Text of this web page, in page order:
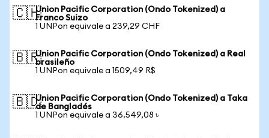
🇨🇭Union Pacific Corporation (Ondo Tokenized) a
Franco Suizo
1 UNPon equivale a 239,29 CHF
🇧🇷Union Pacific Corporation (Ondo Tokenized) a Real
brasileño
1 UNPon equivale a 1509,49 R$
🇧🇩Union Pacific Corporation (Ondo Tokenized) a Taka
de Bangladés
1 UNPon equivale a 36.549,08 ৳